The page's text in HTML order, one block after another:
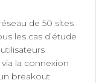
de 50 sites
les cas d’étude
la connexion
breakout